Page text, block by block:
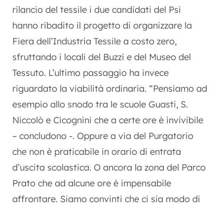
rilancio del tessile i due candidati del Psi
hanno ribadito il progetto di organizzare la
Fiera dell’Industria Tessile a costo zero,
sfruttando i locali del Buzzi e del Museo del
Tessuto. L’ultimo passaggio ha invece
riguardato la viabilità ordinaria. “Pensiamo ad
esempio allo snodo tra le scuole Guasti, S.
Niccolò e Cicognini che a certe ore è invivibile
– concludono -. Oppure a via del Purgatorio
che non è praticabile in orario di entrata
d’uscita scolastica. O ancora la zona del Parco
Prato che ad alcune ore è impensabile
affrontare. Siamo convinti che ci sia modo di